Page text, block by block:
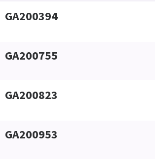
GA200394
GA200755
GA200823
GA200953